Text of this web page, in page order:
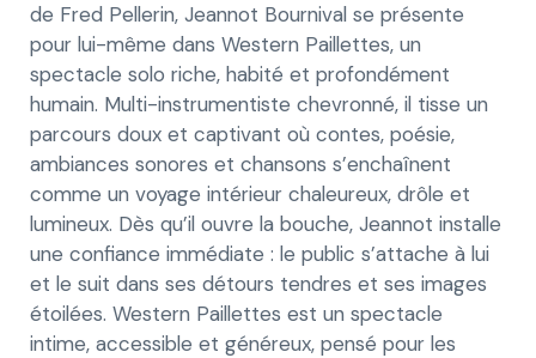
de Fred Pellerin, Jeannot Bournival se présente
pour lui-même dans Western Paillettes, un
spectacle solo riche, habité et profondément
humain. Multi-instrumentiste chevronné, il tisse un
parcours doux et captivant où contes, poésie,
ambiances sonores et chansons s’enchaînent
comme un voyage intérieur chaleureux, drôle et
lumineux. Dès qu’il ouvre la bouche, Jeannot installe
une confiance immédiate : le public s’attache à lui
et le suit dans ses détours tendres et ses images
étoilées. Western Paillettes est un spectacle
intime, accessible et généreux, pensé pour les